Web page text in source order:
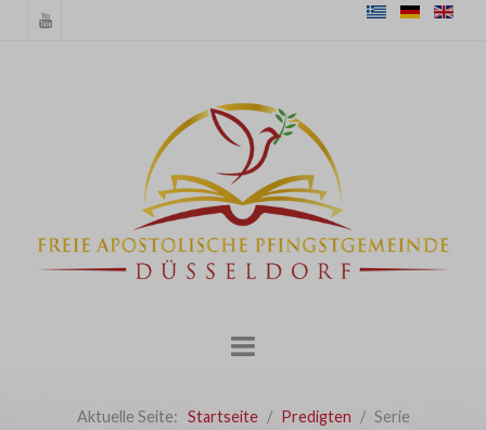
Aktuelle Seite: Startseite Predigten Serie